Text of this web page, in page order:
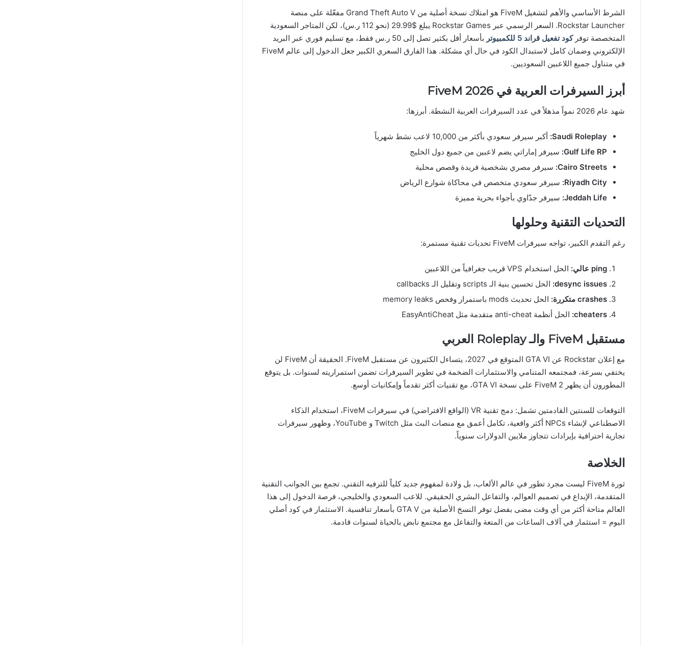
الشرط الأساسي والأهم لتشغيل FiveM هو امتلاك نسخة أصلية من Grand Theft Auto V مفعّلة على منصة
Rockstar Launcher. السعر الرسمي عبر Rockstar Games يبلغ $29.99 (نحو 112 ر.س)، لكن المتاجر السعودية
المتخصصة توفركود تفعيل قراند 5 للكمبيوتر
بأسعار أقل بكثير تصل إلى 50 ر.س فقط، مع تسليم فوري عبر البريد
الإلكتروني وضمان كامل لاستبدال الكود في حال أي مشكلة. هذا الفارق السعري الكبير جعل الدخول إلى عالم FiveM
في متناول جميع اللاعبين السعوديين.
أبرز السيرفرات العربية في FiveM 2026
شهد عام 2026 نمواً مذهلاً في عدد السيرفرات العربية النشطة. أبرزها:
Saudi Roleplay: أكبر سيرفر سعودي بأكثر من 10,000 لاعب نشط شهرياً
Gulf Life RP: سيرفر إماراتي يضم لاعبين من جميع دول الخليج
Cairo Streets: سيرفر مصري بشخصية فريدة وقصص محلية
Riyadh City: سيرفر سعودي متخصص في محاكاة شوارع الرياض
Jeddah Life: سيرفر جدّاوي بأجواء بحرية مميزة
التحديات التقنية وحلولها
رغم التقدم الكبير، تواجه سيرفرات FiveM تحديات تقنية مستمرة:
ping عالي:
الحل استخدام VPS قريب جغرافياً من اللاعبين
desync issues: الحل تحسين بنية الـ scripts وتقليل الـ callbacks
crashes متكررة:
الحل تحديث mods باستمرار وفحص memory leaks
cheaters: الحل أنظمة anti-cheat متقدمة مثل EasyAntiCheat
مستقبل FiveM والـ Roleplay العربي
مع إعلان Rockstar عن GTA VI المتوقع في 2027، يتساءل الكثيرون عن مستقبل FiveM. الحقيقة أن FiveM لن
يختفي بسرعة، فمجتمعه المتنامي والاستثمارات الضخمة في تطوير السيرفرات تضمن استمراريته لسنوات. بل يتوقع
المطورون أن يظهر FiveM 2 على نسخة GTA VI، مع تقنيات أكثر تقدماً وإمكانيات أوسع.
التوقعات للسنتين القادمتين تشمل: دمج تقنية VR (الواقع الافتراضي) في سيرفرات FiveM، استخدام الذكاء
الاصطناعي لإنشاء NPCs أكثر واقعية، تكامل أعمق مع منصات البث مثل Twitch و YouTube، وظهور سيرفرات
تجارية احترافية بإيرادات تتجاوز ملايين الدولارات سنوياً.
الخلاصة
ثورة FiveM ليست مجرد تطور في عالم الألعاب، بل ولادة لمفهوم جديد كلياً للترفيه التقني. تجمع بين الجوانب التقنية
المتقدمة، الإبداع في تصميم العوالم، والتفاعل البشري الحقيقي. للاعب السعودي والخليجي، فرصة الدخول إلى هذا
العالم متاحة أكثر من أي وقت مضى بفضل توفر النسخ الأصلية من GTA V بأسعار تنافسية. الاستثمار في كود أصلي
اليوم = استثمار في آلاف الساعات من المتعة والتفاعل مع مجتمع نابض بالحياة لسنوات قادمة.